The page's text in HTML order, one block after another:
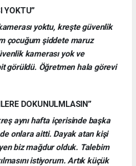
YOKTU”
yoktu, kreşte güvenlik
çocuğum şiddete maruz
kamerası yok ve
görüldü. Öğretmen hala görevi
DOKUNULMLASIN”
aynı hafta içerisinde başka
onlara aitti. Dayak atan kişi
biz mağdur olduk. Talebim
istiyorum. Artık küçük